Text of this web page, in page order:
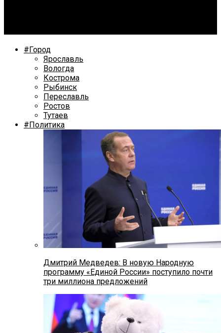
#Город
Ярославль
Вологда
Кострома
Рыбинск
Переславль
Ростов
Тутаев
#Политика
Дмитрий Медведев: В новую Народную
программу «Единой России» поступило почти
три миллиона предложений